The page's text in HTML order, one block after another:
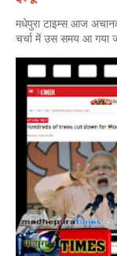
मधेपुरा टाइम्स आज
चर्चा में उस समय आ गया